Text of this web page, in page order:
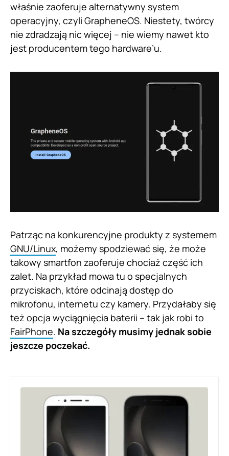
właśnie zaoferuje alternatywny system
operacyjny, czyli GrapheneOS. Niestety, twórcy
nie zdradzają nic więcej – nie wiemy nawet kto
jest producentem tego hardware’u.
Patrząc na konkurencyjne produkty z systemem
GNU/Linux, możemy spodziewać się, że może
takowy smartfon zaoferuje chociaż część ich
zalet. Na przykład mowa tu o specjalnych
przyciskach, które odcinają dostęp do
mikrofonu, internetu czy kamery. Przydałaby się
też opcja wyciągnięcia baterii – tak jak robi to
FairPhone. Na szczegóły musimy jednak sobie
jeszcze poczekać.